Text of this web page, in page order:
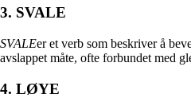
3. SVALE
SVALEer et verb som beskriver å
avslappet måte, ofte forbundet med
4. LØYE